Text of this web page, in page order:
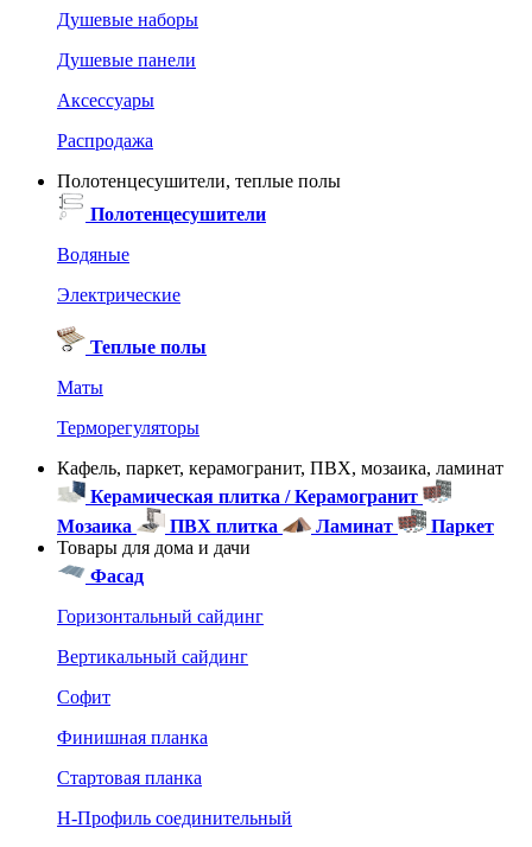
Душевые наборы
Душевые панели
Аксессуары
Распродажа
Полотенцесушители, теплые полы
Полотенцесушители
Водяные
Электрические
Теплые полы
Маты
Терморегуляторы
Кафель, паркет, керамогранит, ПВХ, мозаика, ламинат
Керамическая плитка / Керамогранит
Мозаика
ПВХ плитка Ламинат
Паркет
Товары для дома и дачи
Фасад
Горизонтальный сайдинг
Вертикальный сайдинг
Софит
Финишная планка
Стартовая планка
Н-Профиль соединительный